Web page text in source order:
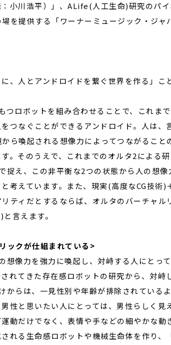
小川浩平）」、ALife(人工生命)研究のパ
を提供する「ワーナーミュージック・ジャ
、人とアンドロイドを繋ぐ世界を作る」こ
つロボットを組み合わせることで、これま
つなぐことができるアンドロイド。人は、
ら喚起される想像力によってつながること
。そのうえで、これまでのオルタ2による
捉え、この非平衡な2つの状態から人の想
考えています。また、現実(高度なCG技術)
ティだとするならば、オルタのバーチャル
言えます。
ックが仕組まれている>
想像力を強力に喚起し、対峙する人にとっ
れてきた存在感ロボットの研究から、対峙
からは、一見性別や年齢が排除されている
性と思いたい人にとっては、男性らしく見
動だけでなく、表情や手などの細やかな動
れる生命感ロボットや機械生命体を作り、